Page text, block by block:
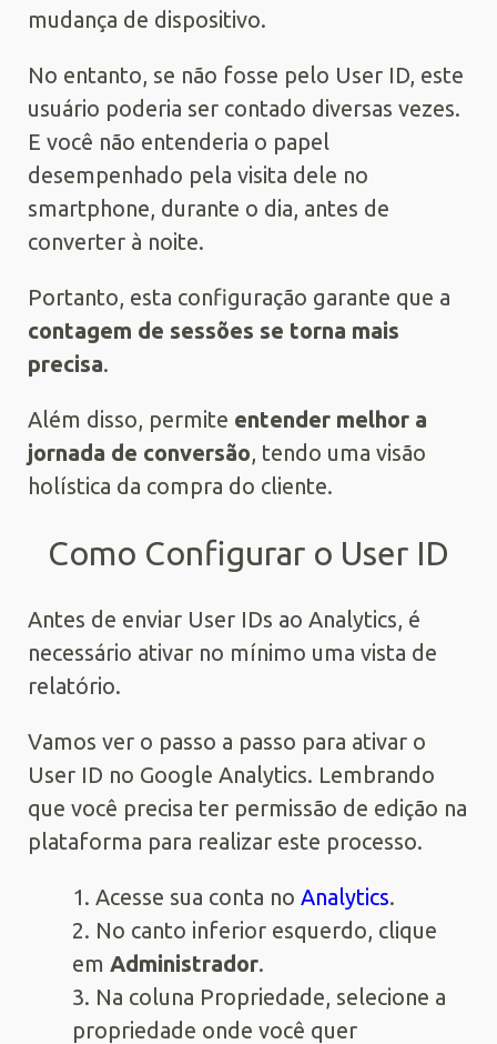
mudança de dispositivo.
No entanto, se não fosse pelo User ID, este
usuário poderia ser contado diversas vezes.
E você não entenderia o papel
desempenhado pela visita dele no
smartphone, durante o dia, antes de
converter à noite.
Portanto, esta configuração garante que a
contagem de sessões se torna mais
precisa.
Além disso, permite entender melhor a
jornada de conversão, tendo uma visão
holística da compra do cliente.
Como Configurar o User ID
Antes de enviar User IDs ao Analytics, é
necessário ativar no mínimo uma vista de
relatório.
Vamos ver o passo a passo para ativar o
User ID no Google Analytics. Lembrando
que você precisa ter permissão de edição na
plataforma para realizar este processo.
1. Acesse sua conta no Analytics.
2. No canto inferior esquerdo, clique
em Administrador.
3. Na coluna Propriedade, selecione a
propriedade onde você quer